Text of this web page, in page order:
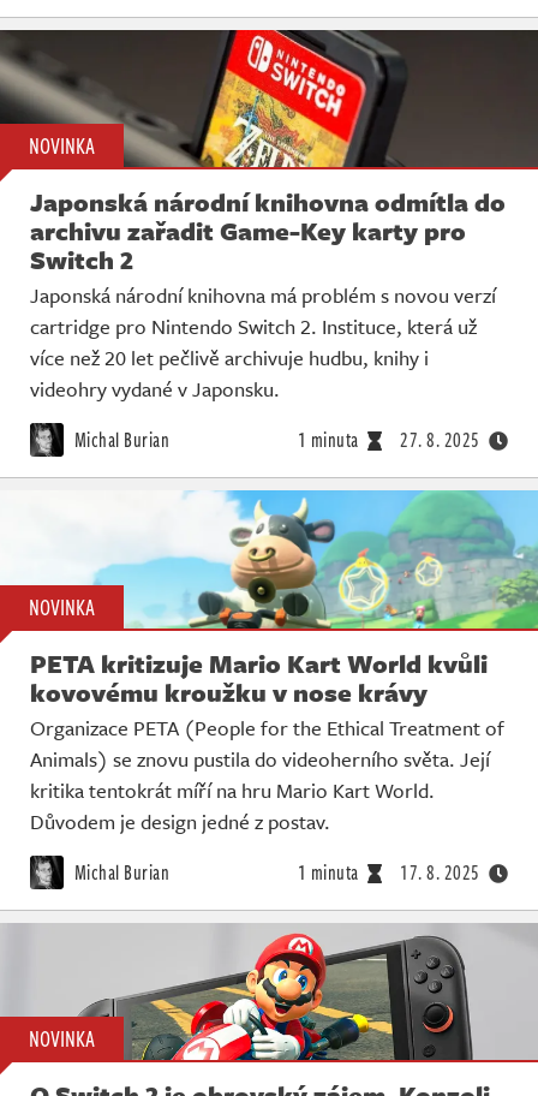
NOVINKA
Japonská národní knihovna odmítla do
archivu zařadit Game-Key karty pro
Switch 2
Japonská národní knihovna má problém s novou verzí
cartridge pro Nintendo Switch 2. Instituce, která už
více než 20 let pečlivě archivuje hudbu, knihy i
videohry vydané v Japonsku.
Michal Burian 1 minuta 27. 8. 2025
NOVINKA
PETA kritizuje Mario Kart World kvůli
kovovému kroužku v nose krávy
Organizace PETA (People for the Ethical Treatment of
Animals) se znovu pustila do videoherního světa. Její
kritika tentokrát míří na hru Mario Kart World.
Důvodem je design jedné z postav.
Michal Burian 1 minuta 17. 8. 2025
NOVINKA